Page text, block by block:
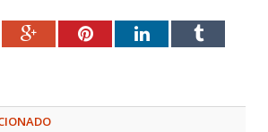
Google+PinterestLinkedInTumblr